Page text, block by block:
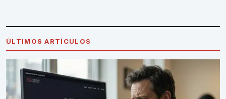
ÚLTIMOS ARTÍCULOS